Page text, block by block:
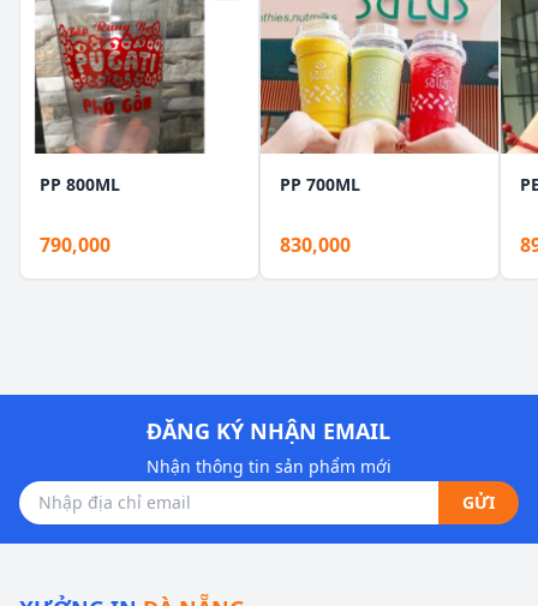
PP 800ML
790,000
PP 700ML
830,000
ĐĂNG KÝ NHẬN EMAIL
Nhận thông tin sản phẩm mới
GỬI